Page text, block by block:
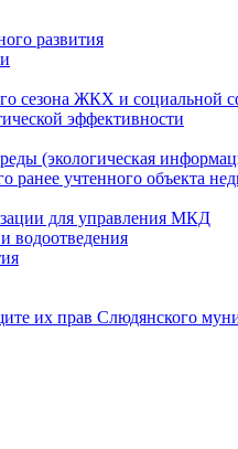
развития
сезона ЖКХ и социальной
эффективности
(экологическая
ранее учтенного объекта
для управления МКД
водоотведения
их прав Слюдянского